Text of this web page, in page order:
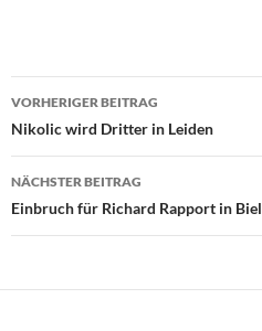
Beitragsnavigation
VORHERIGER BEITRAG
Nikolic wird Dritter in Leiden
NÄCHSTER BEITRAG
Einbruch für Richard Rapport in Biel